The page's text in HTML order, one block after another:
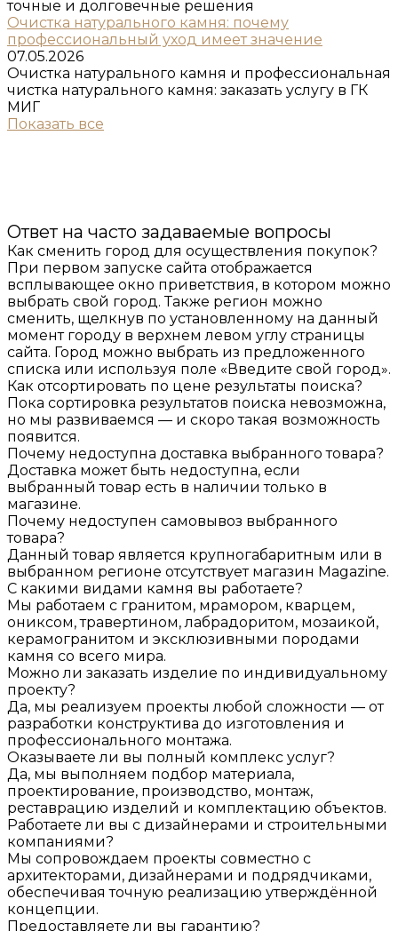
точные и долговечные решения
Очистка натурального камня: почему
профессиональный уход имеет значение
07.05.2026
Очистка натурального камня и профессиональная
чистка натурального камня: заказать услугу в ГК
МИГ
Показать все
Ответ на часто задаваемые вопросы
Как сменить город для осуществления покупок?
При первом запуске сайта отображается
всплывающее окно приветствия, в котором можно
выбрать свой город. Также регион можно
сменить, щелкнув по установленному на данный
момент городу в верхнем левом углу страницы
сайта. Город можно выбрать из предложенного
списка или используя поле «Введите свой город».
Как отсортировать по цене результаты поиска?
Пока сортировка результатов поиска невозможна,
но мы развиваемся — и скоро такая возможность
появится.
Почему недоступна доставка выбранного товара?
Доставка может быть недоступна, если
выбранный товар есть в наличии только в
магазине.
Почему недоступен самовывоз выбранного
товара?
Данный товар является крупногабаритным или в
выбранном регионе отсутствует магазин Magazine.
С какими видами камня вы работаете?
Мы работаем с гранитом, мрамором, кварцем,
ониксом, травертином, лабрадоритом, мозаикой,
керамогранитом и эксклюзивными породами
камня со всего мира.
Можно ли заказать изделие по индивидуальному
проекту?
Да, мы реализуем проекты любой сложности — от
разработки конструктива до изготовления и
профессионального монтажа.
Оказываете ли вы полный комплекс услуг?
Да, мы выполняем подбор материала,
проектирование, производство, монтаж,
реставрацию изделий и комплектацию объектов.
Работаете ли вы с дизайнерами и строительными
компаниями?
Мы сопровождаем проекты совместно с
архитекторами, дизайнерами и подрядчиками,
обеспечивая точную реализацию утверждённой
концепции.
Предоставляете ли вы гарантию?